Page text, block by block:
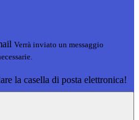
Verrà inviato un messaggio
la casella di posta elettronica!